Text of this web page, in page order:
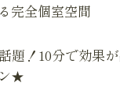
完全個室空間
題！10分で効果
★